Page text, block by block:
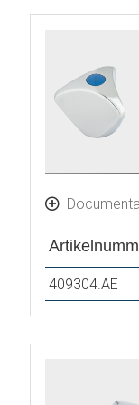
409304.AE